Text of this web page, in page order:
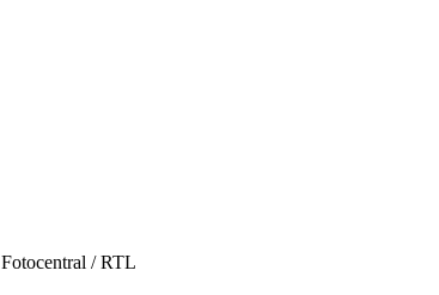
Fotocentral / RTL